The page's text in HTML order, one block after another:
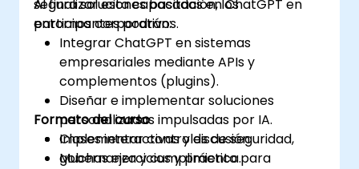
segura soluciones basadas en ChatGPT en
entornos corporativos.
Al finalizar esta capacitación, los
participantes podrán:
Integrar ChatGPT en sistemas
empresariales mediante APIs y
complementos (plugins).
Diseñar e implementar soluciones
personalizadas impulsadas por IA.
Implementar controles de seguridad,
gobernanza y cumplimiento para
Formato del curso
Clases interactivas y discusión.
Muchas ejercicios y práctica.